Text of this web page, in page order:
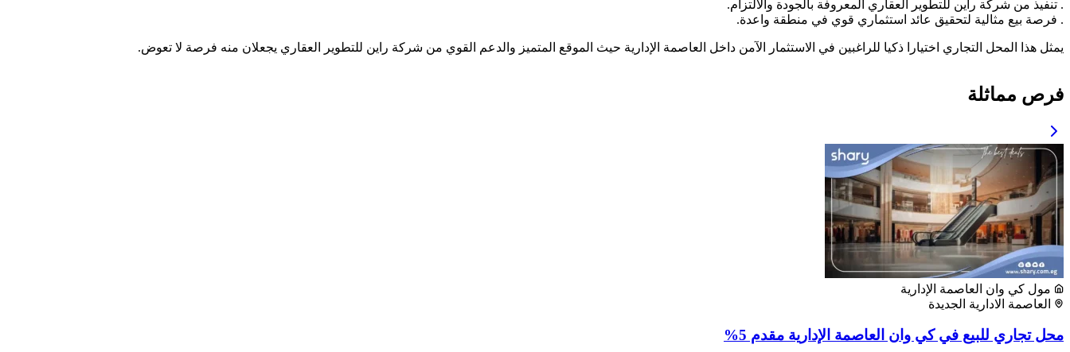
. تنفيذ من شركة راين للتطوير العقاري المعروفة بالجودة والالتزام.
. فرصة بيع مثالية لتحقيق عائد استثماري قوي في منطقة واعدة.
يمثل هذا المحل التجاري اختيارا ذكيا للراغبين في الاستثمار الآمن داخل العاصمة الإدارية حيث الموقع المتميز والدعم القوي من شركة راين للتطوير العقاري يجعلان منه فرصة لا تعوض.
فرص مماثلة
مول كي وان العاصمة الإدارية
العاصمة الادارية الجديدة
محل تجاري للبيع في كي وان العاصمة الإدارية مقدم 5%